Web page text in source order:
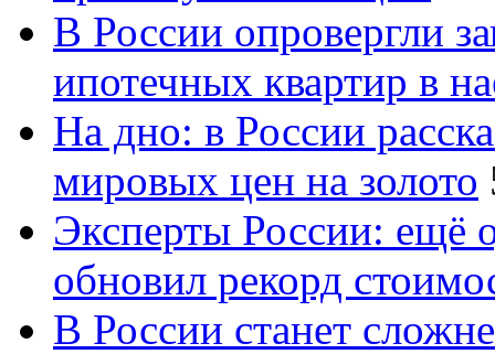
В России опровергли
ипотечных квартир в
На дно: в России
мировых цен на золото
Эксперты России: ещё
обновил рекорд
В России станет